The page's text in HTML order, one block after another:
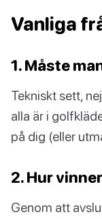
Vanliga
1. Måste
Tekniskt sett,
alla är i
på dig (eller
2. Hur
Genom att